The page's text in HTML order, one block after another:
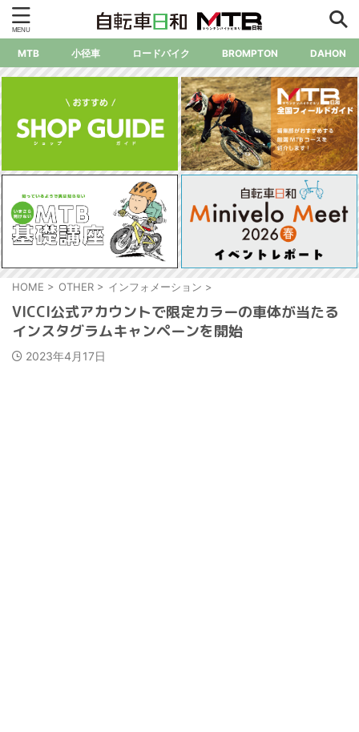
MTB 小径車 ロードバイク BROMPTON DAHON
HOME > OTHER > インフォメーション >
VICCI公式アカウントで限定カラーの車体が当たる
インスタグラムキャンペーンを開始
2023年4月17日